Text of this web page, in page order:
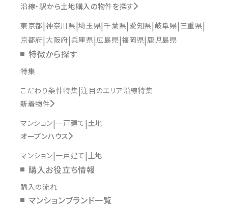
沿線・駅から土地購入の物件を探す
東京都 神奈川県 埼玉県 千葉県 愛知県 岐阜県 三重県
京都府 大阪府 兵庫県 広島県 福岡県 鹿児島県
特徴から探す
特集
こだわり条件特集 注目のエリア沿線特集
新着物件
マンション 一戸建て 土地
オープンハウス
マンション 一戸建て 土地
購入お役立ち情報
購入の流れ
マンションブランド一覧